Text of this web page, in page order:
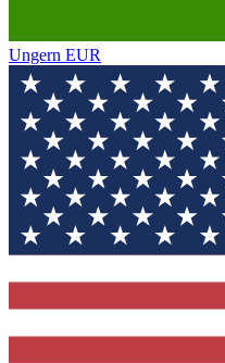
Ungern EUR